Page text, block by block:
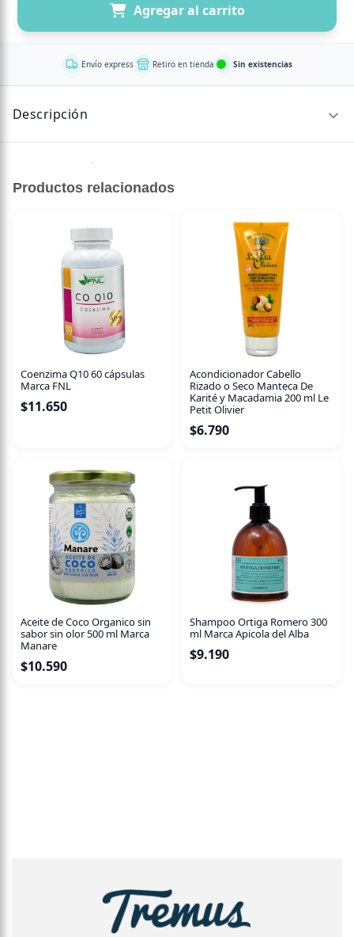
Agregar al carrito
Envío express Retiro en tienda Sin existencias
Descripción
Sin descripción disponible.
Productos relacionados
Coenzima Q10 60 cápsulas
Marca FNL
$11.650
Acondicionador Cabello
Rizado o Seco Manteca De
Karité y Macadamia 200 ml Le
Petit Olivier
$6.790
Aceite de Coco Organico sin
sabor sin olor 500 ml Marca
Manare
$10.590
Shampoo Ortiga Romero 300
ml Marca Apicola del Alba
$9.190